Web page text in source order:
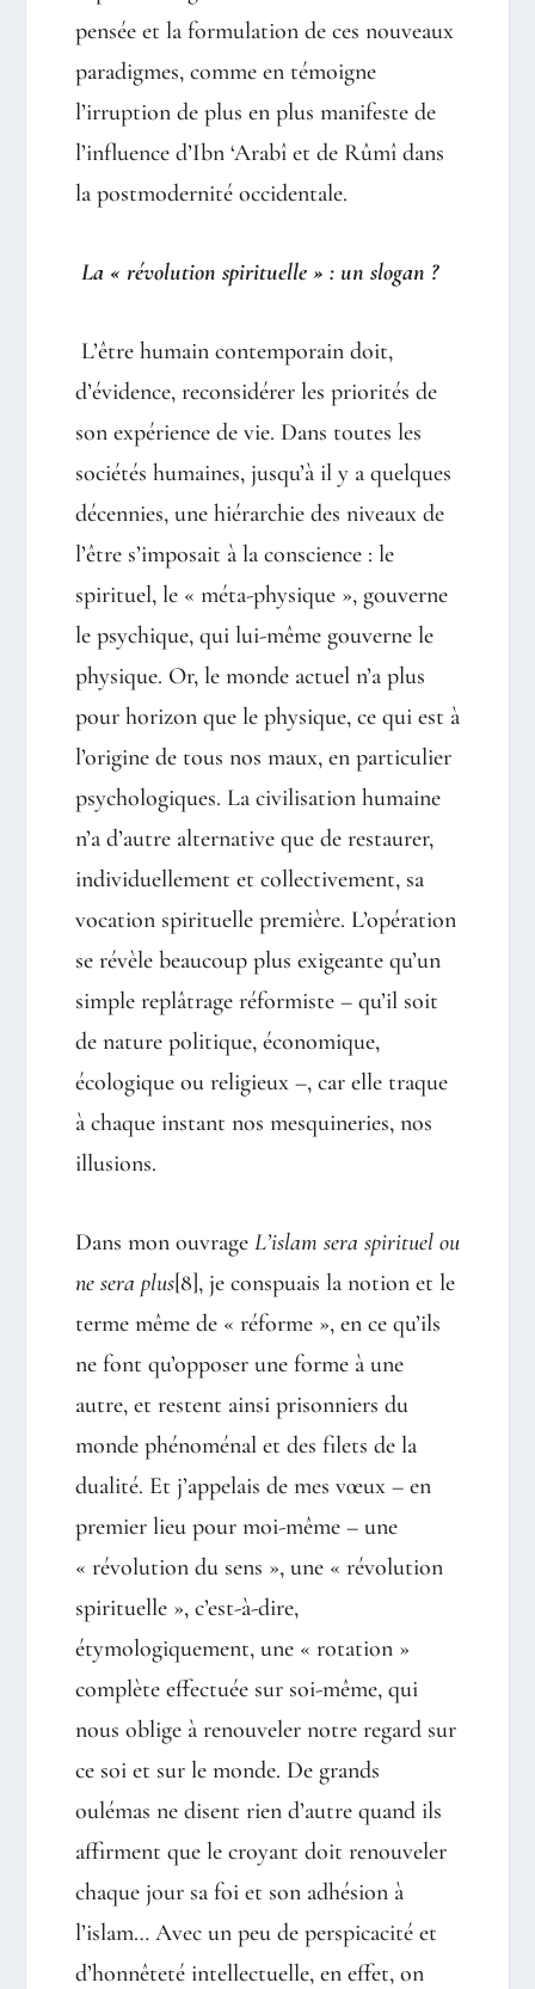
pensée et la formulation de ces nouveaux
paradigmes, comme en témoigne
l’irruption de plus en plus manifeste de
l’influence d’Ibn ‘Arabî et de Rûmî dans
la postmodernité occidentale.
La « révolution spirituelle » : un slogan ?
L’être humain contemporain doit,
d’évidence, reconsidérer les priorités de
son expérience de vie. Dans toutes les
sociétés humaines, jusqu’à il y a quelques
décennies, une hiérarchie des niveaux de
l’être s’imposait à la conscience : le
spirituel, le « méta-physique », gouverne
le psychique, qui lui-même gouverne le
physique. Or, le monde actuel n’a plus
pour horizon que le physique, ce qui est à
l’origine de tous nos maux, en particulier
psychologiques. La civilisation humaine
n’a d’autre alternative que de restaurer,
individuellement et collectivement, sa
vocation spirituelle première. L’opération
se révèle beaucoup plus exigeante qu’un
simple replâtrage réformiste – qu’il soit
de nature politique, économique,
écologique ou religieux –, car elle traque
à chaque instant nos mesquineries, nos
illusions.
Dans mon ouvrage L’islam sera spirituel ou
ne sera plus[8], je conspuais la notion et le
terme même de « réforme », en ce qu’ils
ne font qu’opposer une forme à une
autre, et restent ainsi prisonniers du
monde phénoménal et des filets de la
dualité. Et j’appelais de mes vœux – en
premier lieu pour moi-même – une
« révolution du sens », une « révolution
spirituelle », c’est-à-dire,
étymologiquement, une « rotation »
complète effectuée sur soi-même, qui
nous oblige à renouveler notre regard sur
ce soi et sur le monde. De grands
oulémas ne disent rien d’autre quand ils
affirment que le croyant doit renouveler
chaque jour sa foi et son adhésion à
l’islam… Avec un peu de perspicacité et
d’honnêteté intellectuelle, en effet, on